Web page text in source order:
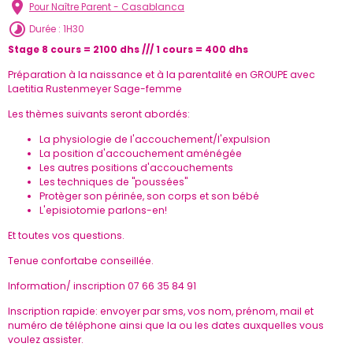
Pour Naître Parent - Casablanca
Durée : 1H30
Stage 8 cours = 2100 dhs /// 1 cours = 400 dhs
Préparation à la naissance et à la parentalité en GROUPE avec
Laetitia Rustenmeyer Sage-femme
Les thèmes suivants seront abordés:
La physiologie de l'accouchement/l'expulsion
La position d'accouchement aménégée
Les autres positions d'accouchements
Les techniques de "poussées"
Protèger son périnée, son corps et son bébé
L'episiotomie parlons-en!
Et toutes vos questions.
Tenue confortabe conseillée.
Information/ inscription 07 66 35 84 91
Inscription rapide: envoyer par sms, vos nom, prénom, mail et
numéro de téléphone ainsi que la ou les dates auxquelles vous
voulez assister.